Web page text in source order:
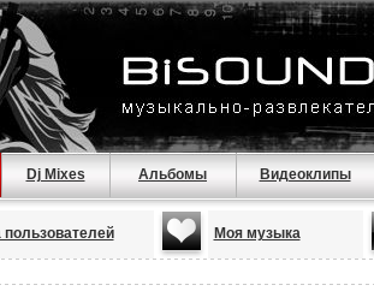
Dj Mixes Альбомы Видеоклипы
Моя музыка